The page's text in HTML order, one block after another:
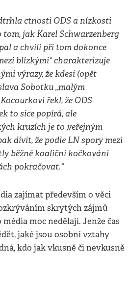
ctnosti ODS a nízkosti
jak Karel Schwarzenberg
a chvíli při tom dokonce
blízkými“ charakterizuje
výrazy, že kdesi (opět
Sobotku „malým
řekl, že ODS
to sice popírá, ale
kruzích je to ,veřejným
divit, že podle LN spory mezi
běžné koaliční kočkování
pokračovat.“
zajímat především o věci
skrytých zájmů
média moc nedělají. Jenže čas
jaké jsou osobní vztahy
kdo jak vkusně či nevkusně